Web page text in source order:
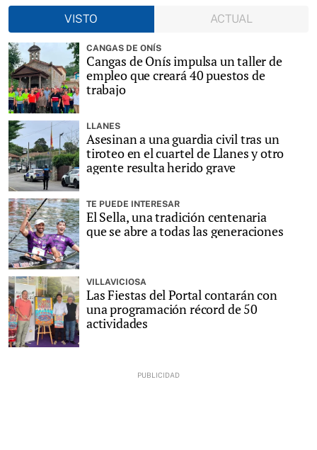
VISTO
ACTUAL
CANGAS DE ONÍS
Cangas de Onís impulsa un taller de
empleo que creará 40 puestos de
trabajo
LLANES
Asesinan a una guardia civil tras un
tiroteo en el cuartel de Llanes y otro
agente resulta herido grave
TE PUEDE INTERESAR
El Sella, una tradición centenaria
que se abre a todas las generaciones
VILLAVICIOSA
Las Fiestas del Portal contarán con
una programación récord de 50
actividades